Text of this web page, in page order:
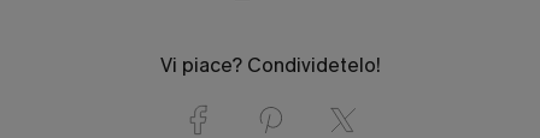
Vi piace? Condividetelo!